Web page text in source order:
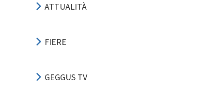
ATTUALITÀ
FIERE
GEGGUS TV